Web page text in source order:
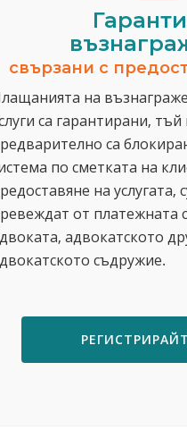
свързани с
на
са гарантирани,
са
по сметката на
на
от платежната
адвокатското
съдружие.